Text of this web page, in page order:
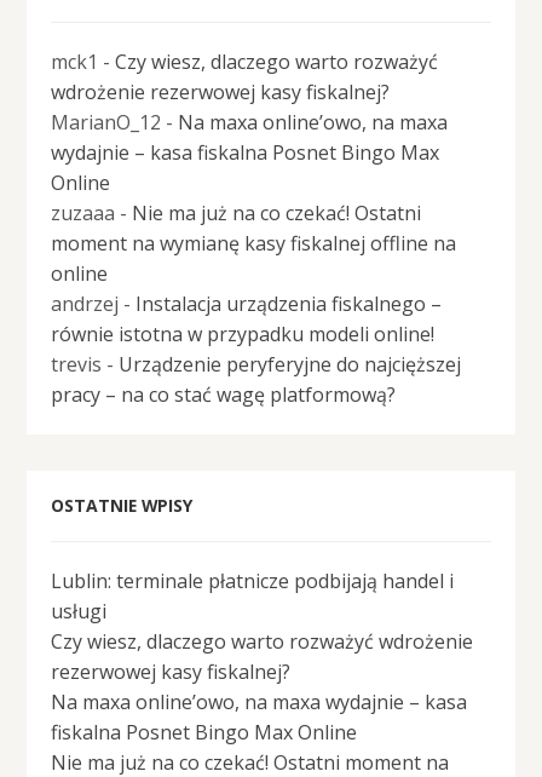
mck1 -Czy wiesz, dlaczego warto rozważyć
wdrożenie rezerwowej kasy fiskalnej?
MarianO_12 - Na maxa online’owo, na maxa
wydajnie – kasa fiskalna Posnet Bingo Max
Online
zuzaaa - Nie ma już na co czekać! Ostatni
moment na wymianę kasy fiskalnej offline na
online
andrzej - Instalacja urządzenia fiskalnego –
równie istotna w przypadku modeli online!
trevis - Urządzenie peryferyjne do najcięższej
pracy – na co stać wagę platformową?
OSTATNIE WPISY
Lublin: terminale płatnicze podbijają handel i
usługi
Czy wiesz, dlaczego warto rozważyć wdrożenie
rezerwowej kasy fiskalnej?
Na maxa online’owo, na maxa wydajnie – kasa
fiskalna Posnet Bingo Max Online
Nie ma już na co czekać! Ostatni moment na